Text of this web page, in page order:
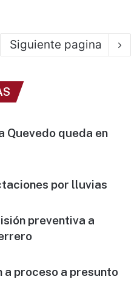
Siguiente pagina
Quevedo queda en
por lluvias
preventiva a
a proceso a presunto